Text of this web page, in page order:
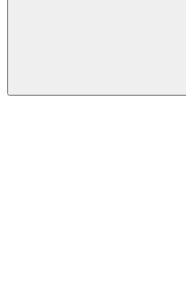
Buscar